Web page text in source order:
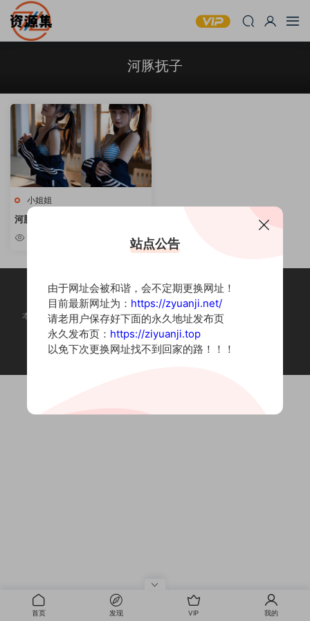
河豚抚子
小姐姐
河豚抚子 – COSPLAY写真合集
[持续更新]
本站为摄影写真图片网站，内容来自网络收集整理，仅作个人学习使用。
如有违法内容请联系删除
Copyright © 2022 资源集
首页 发现 VIP 我的
站点公告
由于网址会被和谐，会不定期更换网址！
目前最新网址为： https://zyuanji.net/
请老用户保存好下面的永久地址发布页
永久发布页： https://ziyuanji.top
以免下次更换网址找不到回家的路！！！